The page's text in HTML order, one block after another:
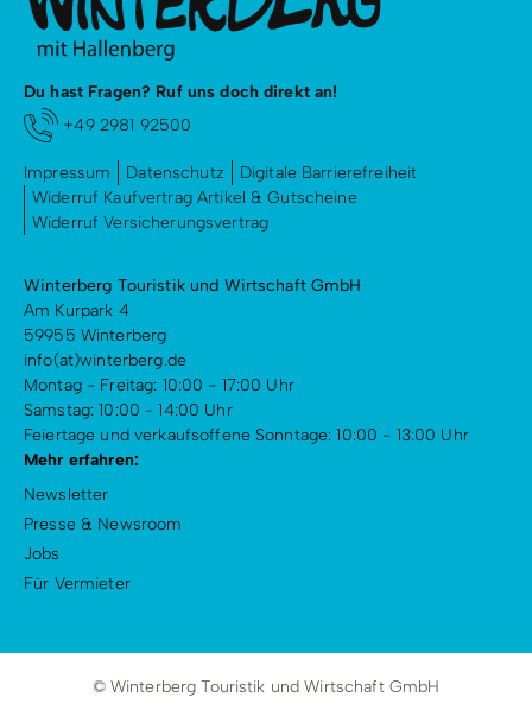
Du hast Fragen? Ruf uns doch direkt an!
+49 2981 92500
Impressum Datenschutz
Digitale Barrierefreiheit
Widerruf Kaufvertrag Artikel & Gutscheine
Widerruf Versicherungsvertrag
Winterberg Touristik und Wirtschaft GmbH
Am Kurpark 4
59955 Winterberg
info(at)winterberg.de
Montag - Freitag: 10:00 - 17:00 Uhr
Samstag: 10:00 - 14:00 Uhr
Feiertage und verkaufsoffene Sonntage: 10:00 - 13:00 Uhr
Mehr erfahren:
Newsletter
Presse & Newsroom
Jobs
Für Vermieter
© Winterberg Touristik und Wirtschaft GmbH